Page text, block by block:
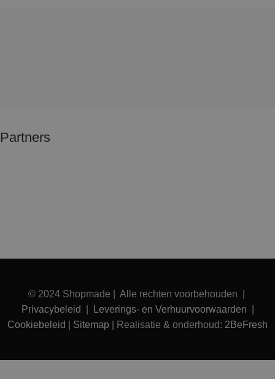
Partners
© 2024 Shopmade | Alle rechten voorbehouden |
Privacybeleid
Leverings- en Verhuurvoorwaarden
Cookiebeleid
Sitemap | Realisatie & onderhoud: 2BeFresh